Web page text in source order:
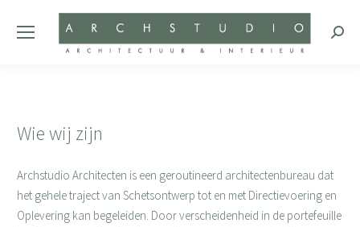
Wie wij zijn
Archstudio Architecten is een geroutineerd architectenbureau dat
het gehele traject van Schetsontwerp tot en met Directievoering en
Oplevering kan begeleiden. Door verscheidenheid in de portefeuille